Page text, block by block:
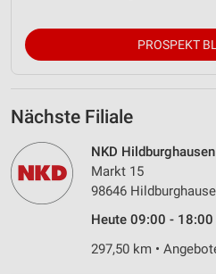
PROSPEKT
Nächste Filiale
NKD Hildburghausen
Markt 15
98646
Heute 09:00 - 18:00
297,50 km •